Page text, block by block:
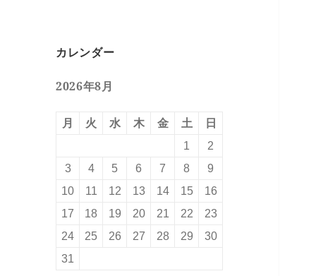
カレンダー
2026年8月
月 火 水 木 金 土
日
1
2
3
4 5 6 7 8
9
10
11 12 13 14 15
16
17
18 19 20 21 22
23
24
25 26 27 28 29
30
31